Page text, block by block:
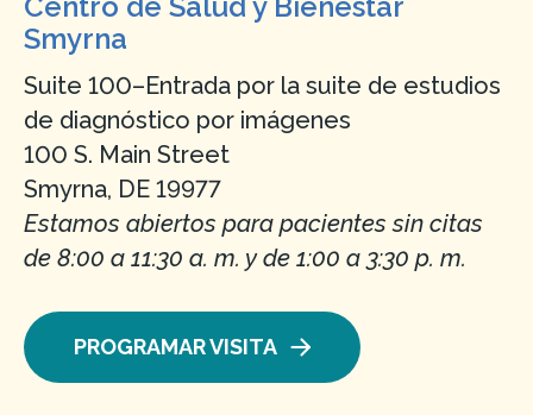
Smyrna
Suite 100–Entrada por la suite de estudios
de diagnóstico por imágenes
100 S. Main Street
Smyrna, DE 19977
Estamos abiertos para pacientes sin citas
de 8:00 a 11:30 a. m. y de 1:00 a 3:30 p. m.
PROGRAMAR VISITA